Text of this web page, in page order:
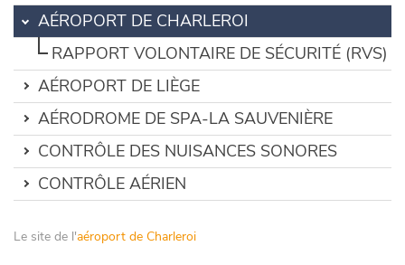
AÉROPORT DE CHARLEROI
RAPPORT VOLONTAIRE DE SÉCURITÉ (RVS)
AÉROPORT DE LIÈGE
AÉRODROME DE SPA-LA SAUVENIÈRE
CONTRÔLE DES NUISANCES SONORES
CONTRÔLE AÉRIEN
Le site de l'aéroport de Charleroi